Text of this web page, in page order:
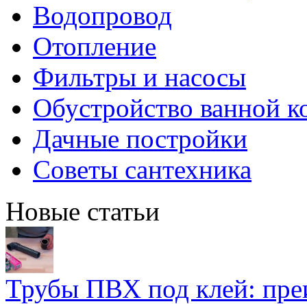
Водопровод
Отопление
Фильтры и насосы
Обустройство ванной
Дачные постройки
Советы сантехника
Новые статьи
Трубы ПВХ под клей: